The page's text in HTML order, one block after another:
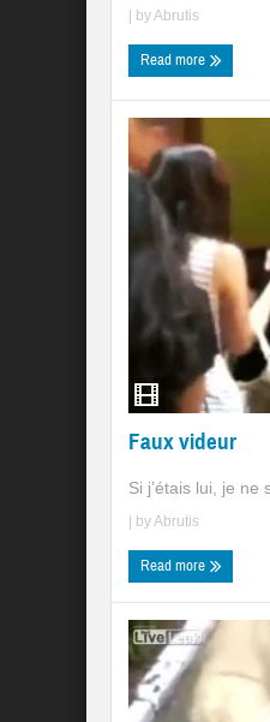
| byAbrutis
Read more
Faux videur
Si j’étais lui, je ne
| byAbrutis
Read more